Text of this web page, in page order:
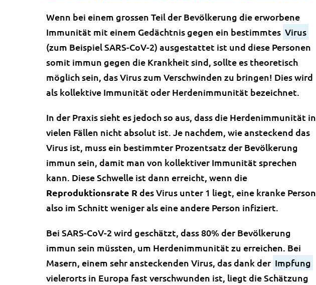
Wenn bei einem grossen Teil der Bevölkerung die erworbene
Immunität mit einem Gedächtnis gegen ein bestimmtes Virus
(zum Beispiel SARS-CoV-2) ausgestattet ist und diese Personen
somit immun gegen die Krankheit sind, sollte es theoretisch
möglich sein, das Virus zum Verschwinden zu bringen! Dies wird
als kollektive Immunität oder Herdenimmunität bezeichnet.
In der Praxis sieht es jedoch so aus, dass die Herdenimmunität in
vielen Fällen nicht absolut ist. Je nachdem, wie ansteckend das
Virus ist, muss ein bestimmter Prozentsatz der Bevölkerung
immun sein, damit man von kollektiver Immunität sprechen
kann. Diese Schwelle ist dann erreicht, wenn die
Reproduktionsrate R des Virus unter 1 liegt, eine kranke Person
also im Schnitt weniger als eine andere Person infiziert.
Bei SARS-CoV-2 wird geschätzt, dass 80% der Bevölkerung
immun sein müssten, um Herdenimmunität zu erreichen. Bei
Masern, einem sehr ansteckenden Virus, das dank der Impfung
vielerorts in Europa fast verschwunden ist, liegt die Schätzung